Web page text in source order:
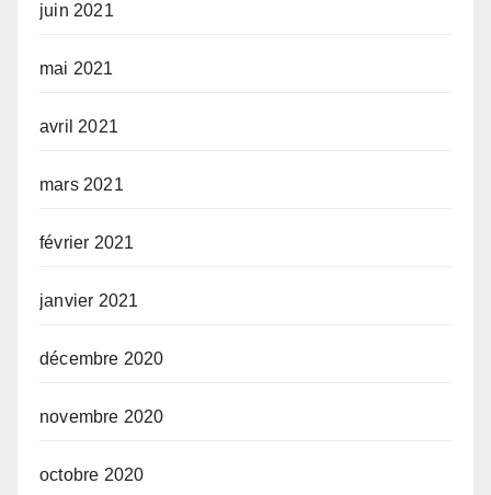
juin 2021
mai 2021
avril 2021
mars 2021
février 2021
janvier 2021
décembre 2020
novembre 2020
octobre 2020